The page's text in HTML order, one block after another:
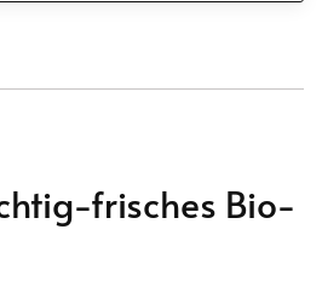
frisches Bio-